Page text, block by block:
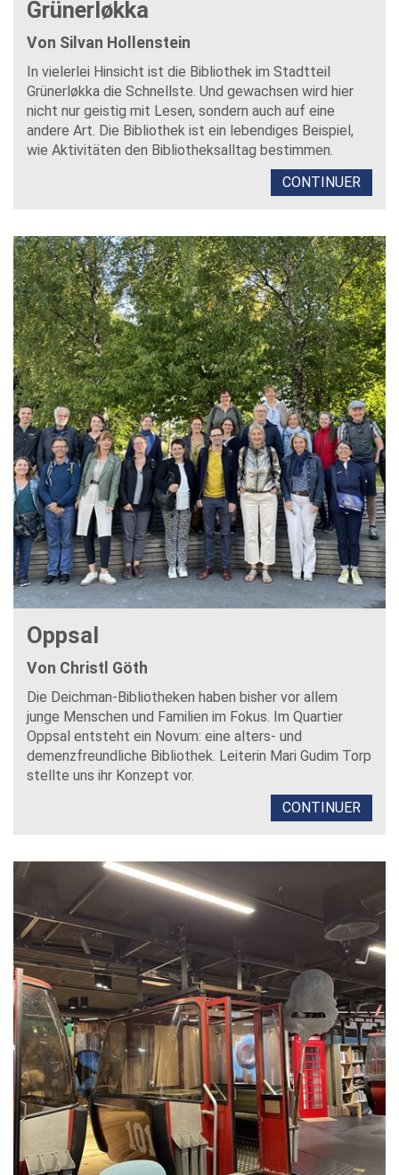
Grünerløkka
Von Silvan Hollenstein
In vielerlei Hinsicht ist die Bibliothek im Stadtteil
Grünerløkka die Schnellste. Und gewachsen wird hier
nicht nur geistig mit Lesen, sondern auch auf eine
andere Art. Die Bibliothek ist ein lebendiges Beispiel,
wie Aktivitäten den Bibliotheksalltag bestimmen.
CONTINUER
Oppsal
Von Christl Göth
Die Deichman-Bibliotheken haben bisher vor allem
junge Menschen und Familien im Fokus. Im Quartier
Oppsal entsteht ein Novum: eine alters- und
demenzfreundliche Bibliothek. Leiterin Mari Gudim Torp
stellte uns ihr Konzept vor.
CONTINUER